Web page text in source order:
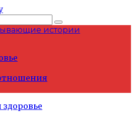
истории